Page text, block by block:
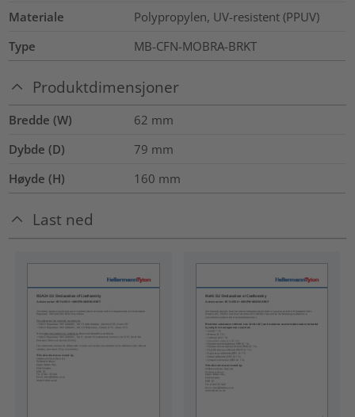
Materiale
Polypropylen, UV-resistent (PPUV)
Type
MB-CFN-MOBRA-BRKT
Produktdimensjoner
Bredde (W) 62 mm
Dybde (D)
79 mm
Høyde (H)
160 mm
Last ned